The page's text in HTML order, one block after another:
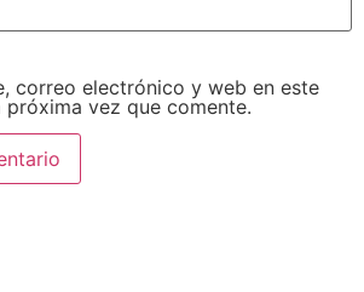
correo electrónico y web en este
vez que comente.